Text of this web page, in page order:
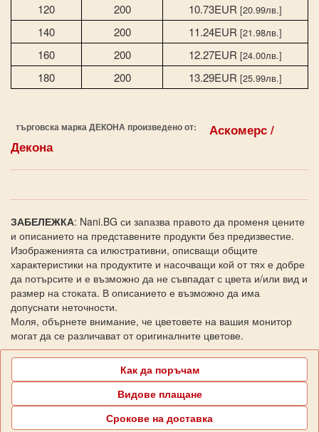
120 200 10.73EUR [20.99лв.]
140 200 11.24EUR [21.98лв.]
160 200 12.27EUR [24.00лв.]
180 200 13.29EUR [25.99лв.]
търговска марка ДЕКОНА произведено от:
Аскомерс /
Декона
ЗАБЕЛЕЖКА: Nani.BG си запазва правото да променя цените
и описанието на представените продукти без предизвестие.
Изображенията са илюстративни, описващи общите
характеристики на продуктите и насочващи кой от тях е добре
да потърсите и е възможно да не съвпадат с цвета и/или вид и
размер на стоката. В описанието е възможно да има
допуснати неточности.
Моля, обърнете внимание, че цветовете на вашия монитор
могат да се различават от оригиналните цветове.
Как да поръчам
Видове плащане
Срокове на доставка